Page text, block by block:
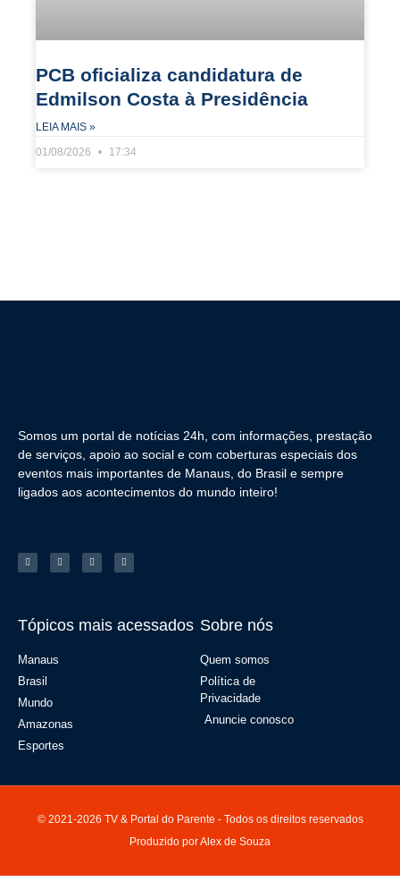
PCB oficializa candidatura de
Edmilson Costa à Presidência
LEIA MAIS »
01/08/2026
17:34
Somos um portal de notícias 24h, com informações, prestação
de serviços, apoio ao social e com coberturas especiais dos
eventos mais importantes de Manaus, do Brasil e sempre
ligados aos acontecimentos do mundo inteiro!
Tópicos mais acessados
Manaus
Brasil
Mundo
Amazonas
Esportes
Sobre nós
Quem somos
Política de
Privacidade
Anuncie conosco
© 2021-2026 TV & Portal do Parente - Todos os direitos reservados
Produzido por Alex de Souza